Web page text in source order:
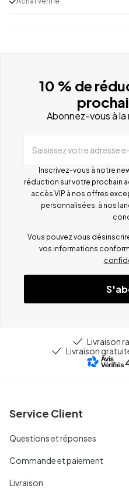
10 % de
Abonnez-vous à
Saisissez votre adresse
Inscrivez-vous à notre
réduction sur votre prochain
accès VIP à nos offres
personnalisées, à nos
Vous pouvez vous
vos informations
Livraison
Livraison
Service Client
Questions et réponses
Commande et paiement
Livraison